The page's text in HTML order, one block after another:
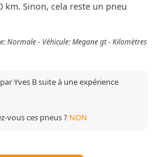
km. Sinon, cela reste un pneu
Normale - Véhicule: Megane gt - Kilomètres
Yves B suite à une expérience
vous ces pneus ? NON